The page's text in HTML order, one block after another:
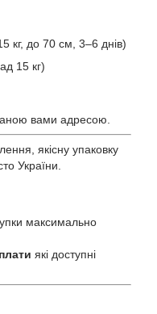
кг, до 70 см, 3–6 днів)
15 кг)
вами адресою.
якісну упаковку
України.
максимально
які доступні